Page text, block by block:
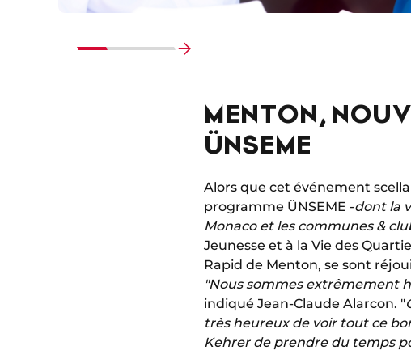
versMENTON,
ÜNSEME
Alors que cet événement
programme ÜNSEME -dont la
Monaco et les communes &
Jeunesse et à la Vie des
Rapid de Menton, se sont
"Nous sommes extrêmement
indiqué Jean-Claude Alarcon. "
très heureux de voir tout ce
Kehrer de prendre du temps